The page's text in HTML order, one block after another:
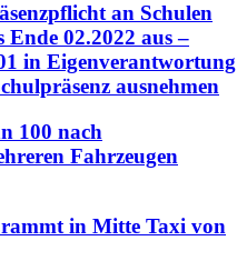
an Schulen
02.2022 aus –
in Eigenverantwortung
ausnehmen
100 nach
Fahrzeugen
in Mitte Taxi von